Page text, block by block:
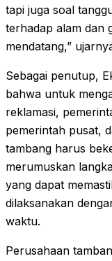
tapi juga soal
terhadap alam dan
mendatang,”
Sebagai penutup,
bahwa untuk
reklamasi,
pemerintah pusat,
tambang harus
merumuskan
yang dapat
dilaksanakan
waktu.
Perusahaan